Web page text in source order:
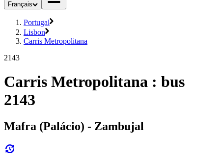
Français
Portugal
Lisbon
Carris Metropolitana
2143
Carris Metropolitana : bus
2143
Mafra (Palácio) - Zambujal